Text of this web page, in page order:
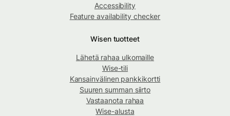
Accessibility
Feature availability checker
Wisen tuotteet
Lähetä rahaa ulkomaille
Wise-tili
Kansainvälinen pankkikortti
Suuren summan siirto
Vastaanota rahaa
Wise-alusta